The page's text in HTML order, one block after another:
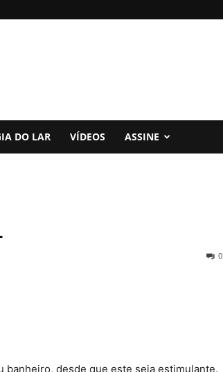
DO LAR VÍDEOS ASSINE
0
banheiro, desde que este seja estimulante.